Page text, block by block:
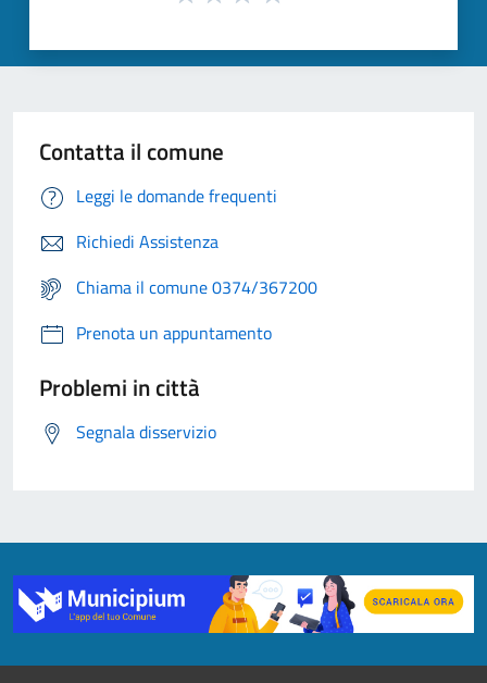
Contatta il comune
Leggi le domande frequenti
Richiedi Assistenza
Chiama il comune 0374/367200
Prenota un appuntamento
Problemi in città
Segnala disservizio